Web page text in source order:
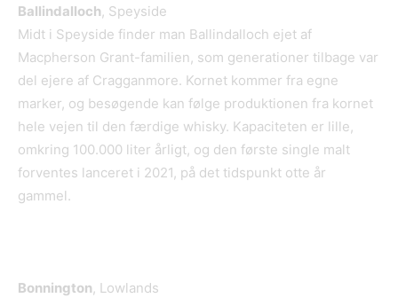
Ballindalloch, Speyside
Midt i Speyside finder man Ballindalloch ejet af
Macpherson Grant-familien, som generationer tilbage var
del ejere af Cragganmore. Kornet kommer fra egne
marker, og besøgende kan følge produktionen fra kornet
hele vejen til den færdige whisky. Kapaciteten er lille,
omkring 100.000 liter årligt, og den første single malt
forventes lanceret i 2021, på det tidspunkt otte år
gammel.
Bonnington, Lowlands